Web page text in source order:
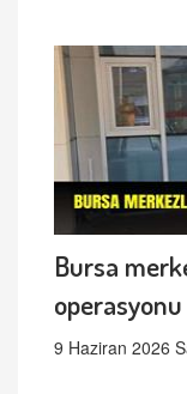
Bursa
operasyonu
9 Haziran 2026